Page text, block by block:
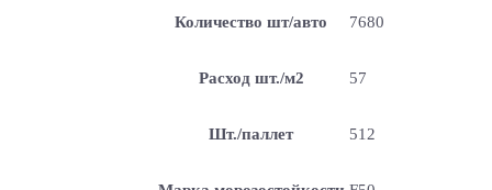
Количество шт/авто 7680
Расход шт./м2 57
Шт./паллет 512